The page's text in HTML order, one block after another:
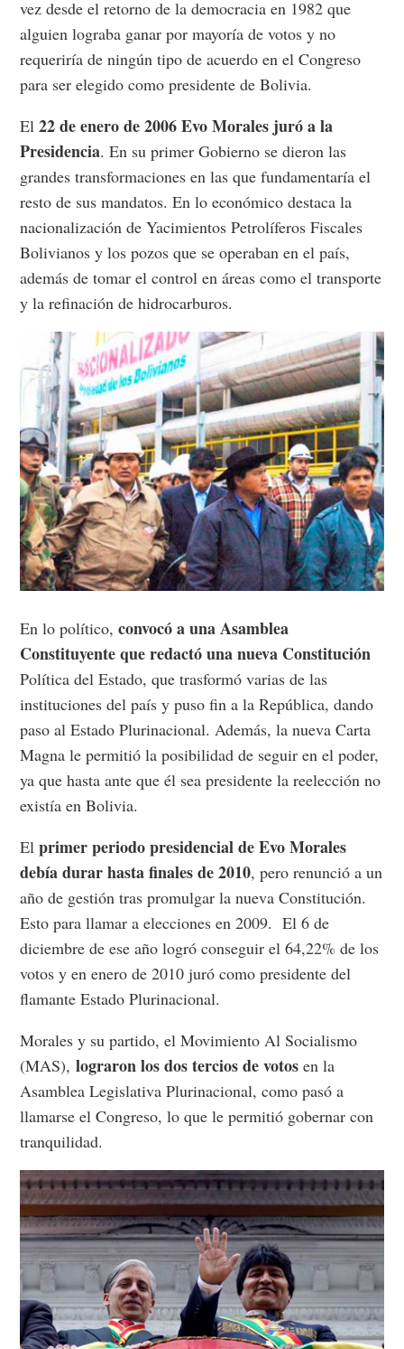
vez desde el retorno de la democracia en 1982 que
alguien lograba ganar por mayoría de votos y no
requeriría de ningún tipo de acuerdo en el Congreso
para ser elegido como presidente de Bolivia.
El22 de enero de 2006 Evo Morales juró a la
Presidencia. En su primer Gobierno se dieron las
grandes transformaciones en las que fundamentaría el
resto de sus mandatos. En lo económico destaca la
nacionalización de Yacimientos Petrolíferos Fiscales
Bolivianos y los pozos que se operaban en el país,
además de tomar el control en áreas como el transporte
y la refinación de hidrocarburos.
En lo político,convocó a una Asamblea
Constituyente que redactó una nueva Constitución
Política del Estado, que trasformó varias de las
instituciones del país y puso fin a la República, dando
paso al Estado Plurinacional. Además, la nueva Carta
Magna le permitió la posibilidad de seguir en el poder,
ya que hasta ante que él sea presidente la reelección no
existía en Bolivia.
Elprimer periodo presidencial de Evo Morales
debía durar hasta finales de 2010, pero renunció a un
año de gestión tras promulgar la nueva Constitución.
Esto para llamar a elecciones en 2009. El 6 de
diciembre de ese año logró conseguir el 64,22% de los
votos y en enero de 2010 juró como presidente del
flamante Estado Plurinacional.
Morales y su partido, el Movimiento Al Socialismo
(MAS),lograron los dos tercios de votos en la
Asamblea Legislativa Plurinacional, como pasó a
llamarse el Congreso, lo que le permitió gobernar con
tranquilidad.